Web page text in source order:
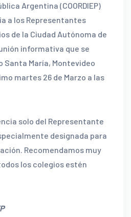
Argentina (COORDIEP)
a los Representantes
de la Ciudad Autónoma de
informativa que se
Santa María, Montevideo
martes 26 de Marzo a las
solo del Representante
designada para
Recomendamos muy
los colegios estén